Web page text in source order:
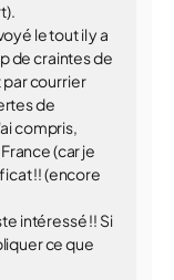
le tout il y a
de craintes de
par courrier
de
compris,
(car je
!! (encore
intéressé !! Si
ce que